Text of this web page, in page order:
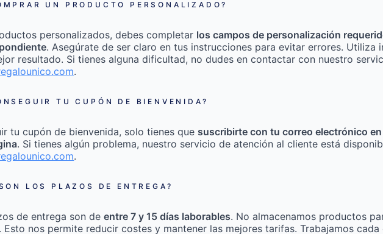
UN PRODUCTO PERSONALIZADO?
personalizados, debes completar los campos de personalización
. Asegúrate de ser claro en tus instrucciones para evitar errores. Utiliza
resultado. Si tienes alguna dificultad, no dudes en contactar con nuestro
.
TU CUPÓN DE BIENVENIDA?
tu cupón de bienvenida, solo tienes que suscribirte con tu correo electrónico
. Si tienes algún problema, nuestro servicio de atención al cliente está
.
LOS PLAZOS DE ENTREGA?
de entrega son deentre 7 y 15 días laborables. No almacenamos productos
nos permite reducir costes y mantener las mejores tarifas. Trabajamos